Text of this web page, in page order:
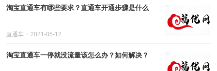
淘宝直通车有哪些要求？直通车开通步骤是什么
直通车 2021-05-12
淘宝直通车一停就没流量该怎么办？如何解决？